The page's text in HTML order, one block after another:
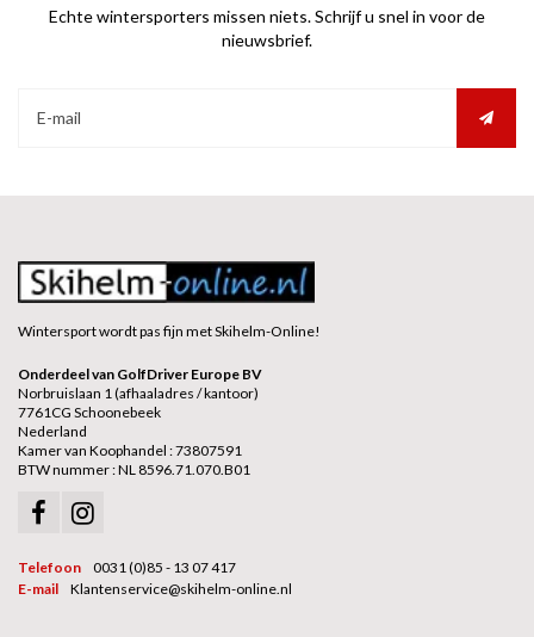
Echte wintersporters missen niets. Schrijf u snel in voor de
nieuwsbrief.
Wintersport wordt pas fijn met Skihelm-Online!
Onderdeel van GolfDriver Europe BV
Norbruislaan 1 (afhaaladres / kantoor)
7761CG Schoonebeek
Nederland
Kamer van Koophandel : 73807591
BTW nummer : NL 8596.71.070.B01
Telefoon
0031 (0)85 - 13 07 417
E-mail
Klantenservice@skihelm-online.nl